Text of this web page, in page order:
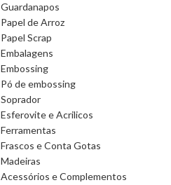
Guardanapos
Papel de Arroz
Papel Scrap
Embalagens
Embossing
Pó de embossing
Soprador
Esferovite e Acrilicos
Ferramentas
Frascos e Conta Gotas
Madeiras
Acessórios e Complementos